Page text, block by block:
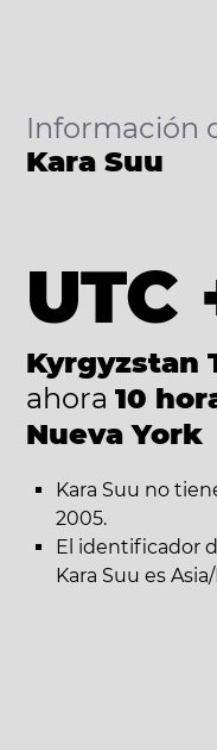
Información
Kara Suu
UTC
Kyrgyzstan
ahora 10
Nueva York
Kara Suu no
2005.
El identificador
Kara Suu es